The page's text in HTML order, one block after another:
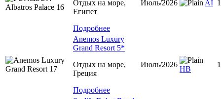
Отдых на море,
Египет
Подробнее
Июль/2026 AI 1
Anemos Luxury
Grand Resort 5*
Отдых на море,
Греция
Подробнее
Июль/2026
НВ
1